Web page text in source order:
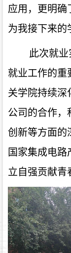
应用，更明确
为我接下来的
此次就
就业工作的重
关学院持续深
公司的合作，
创新等方面的
国家集成电路
立自强贡献青